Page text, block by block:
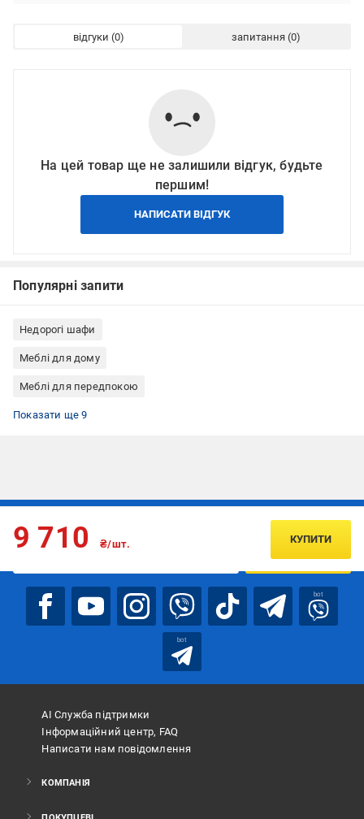
відгуки запитання
На цей товар ще не залишили відгук, будьте
першим!
НАПИСАТИ ВІДГУК
Популярні запити
Недорогі шафи
Меблі для дому
Меблі для передпокою
Шафи для кабінету, офісу
Шафи для спальні
Шафи для вітальні
Шафа гардеробні
Шафи ЛДСП
Шафи для квартири
Шафи для дому
Шафи для готелю
Шафи коричневий
Показати ще 9
9 710 ₴/шт. КУПИТИ
Підписуйтесь, щоб дізнаватись першим про акції та пропозиції
ПІДПИСАТИСЯ
bot
bot
АІ Служба підтримки
Інформаційний центр, FAQ
Написати нам повідомлення
КОМПАНІЯ